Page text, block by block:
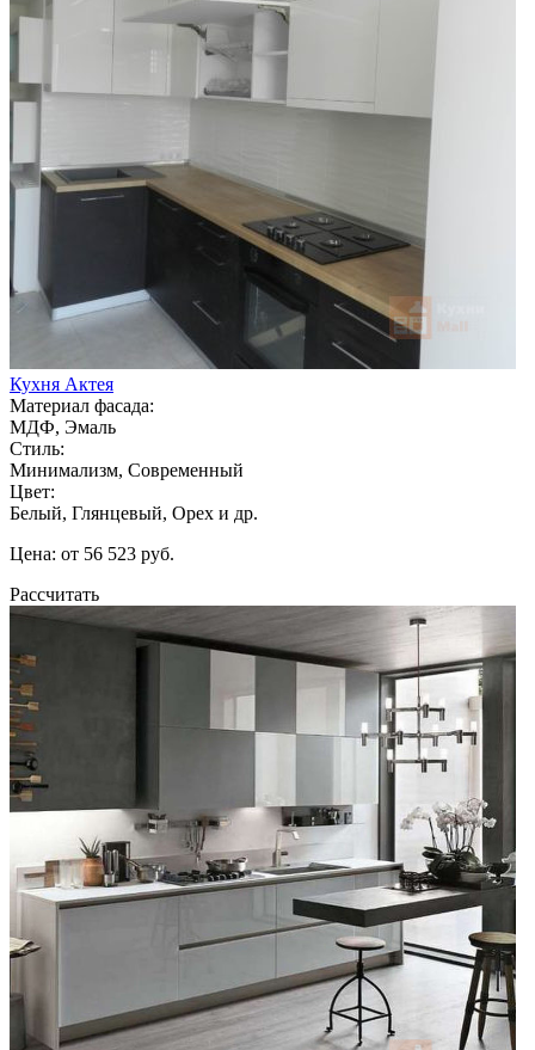
Кухня Актея
Материал фасада:
МДФ, Эмаль
Стиль:
Минимализм, Современный
Цвет:
Белый, Глянцевый, Орех и др.
Цена: от 56 523 руб.
Рассчитать